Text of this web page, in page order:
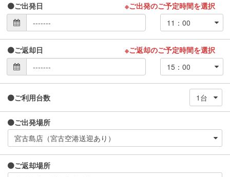
ご出発日 ※ご出発のご予定時間を選択
ご返却日 ※ご返却のご予定時間を選択
ご利用台数
ご出発場所
ご返却場所